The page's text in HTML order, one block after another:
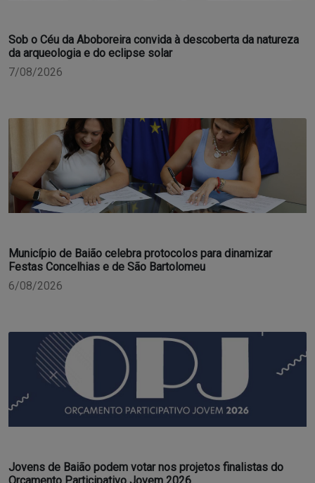
Sob o Céu da Aboboreira convida à descoberta da natureza
da arqueologia e do eclipse solar
7/08/2026
Município de Baião celebra protocolos para dinamizar
Festas Concelhias e de São Bartolomeu
6/08/2026
Jovens de Baião podem votar nos projetos finalistas do